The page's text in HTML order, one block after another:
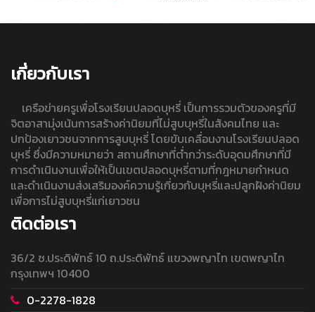
เกี่ยวกับเรา
เครือข่ายครูเพื่อโรงเรียนปลอดบุหรี่ เป็นการรวมตัวของครูที่มี
จิตอาสามุ่งเน้นการสร้างค่านิยมที่ไม่สูบบุหรี่ในสังคมไทย และ
ปกป้องเยาวชนจากการสูบบุหรี่ โดยขับเคลื่อนงานโรงเรียนปลอด
บุหรี่ ซึ่งมีความหมายว่า สถานศึกษาที่ต่ำกว่าระดับอุดมศึกษาที่มี
การดำเนินงานเพื่อให้เป็นเขตปลอดบุหรี่ตามที่กฎหมายกำหนด
และดำเนินงานส่งเสริมองค์ความรู้เกี่ยวกับบุหรี่และปลูกฝังค่านิยม
เพื่อการไม่สูบบุหรี่แก่เยาวชน
ติดต่อเรา
36/2 ซ.ประดิพัทธ์ 10 ถ.ประดิพัทธ์ แขวงพญาไท เขตพญาไท
กรุงเทพฯ 10400
0-2278-1828